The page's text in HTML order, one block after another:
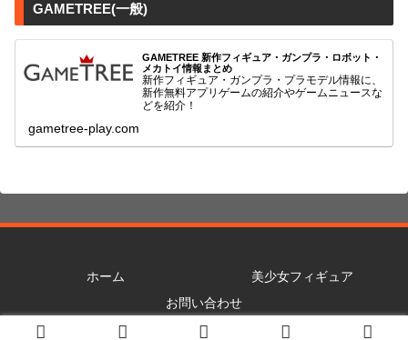
GAMETREE(一般)
GAMETREE 新作フィギュア・ガンプラ・ロボット・
メカトイ情報まとめ
新作フィギュア・ガンプラ・プラモデル情報に、
新作無料アプリゲームの紹介やゲームニュースな
どを紹介！
gametree-play.com
ホーム
美少女フィギュア
お問い合わせ
© 2021 GAMETREE(R18) 美少女フィギュア・グッズ情報まとめ.